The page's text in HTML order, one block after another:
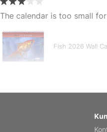
The calendar is too small
Fish 2026 Wall